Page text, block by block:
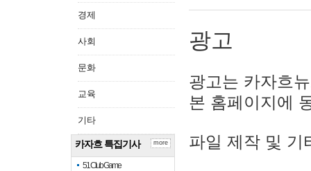
경제
사회
문화
교육
기타
카자흐 특집기사
51 Club Game
more
광고
광고는 카자흐
본 홈페이지에
파일 제작 및 기